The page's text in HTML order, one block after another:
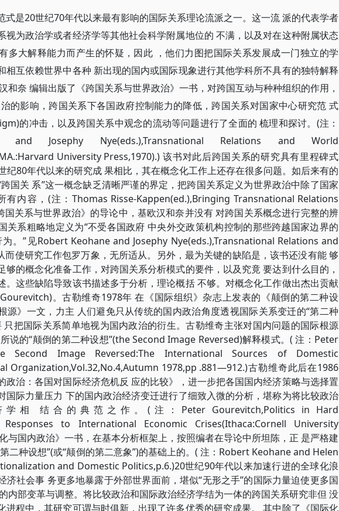
式是20世纪70年代以来最有影响的国际关系理论流派之一。这一流 派的代表学者
视为政治学或者经济学等其他社会科学附属地位的 不满，以及对在这种附属状态
多大解释能力而产生的怀疑，因此 ，他们力图把国际关系发展成一门独立的学
相互依赖世界中各种 新出现的国内或国际现象进行其他学科所不具有的独特解释
和奈 编辑出版了《跨国关系与世界政治》一书，对跨国互动与种种组织的作用，
的影响，跨国关系下各国政府控制能力的降低，跨国关系对国家中心研究范 式
的冲击，以及跨国关系中观念的流动等问题进行了全面的 梳理和探讨。(注：
and Josephy Nye(eds.),Transnational Relations and World
University Press,1970).) 该书对此后跨国关系的研究具有里程碑式
纪80年代以来的研究成 果相比，其在概念化工作上还存在很多问题。如后来有的
国关 系”这一概念缺乏清晰严谨的界定，把跨国关系定义为世界政治中除了国家
有内容，(注：Thomas Risse-Kappen(ed.),Bringing Transnational Relations
国关系与世界政治》的导论中，基欧汉和奈并没有 对跨国关系概念进行完整的辨
关系粗略地定义为“不受各国政府 中央外交政策机构控制的那些跨越国家边界的
。”见Robert Keohane and Josephy Nye(eds.),Transnational Relations and
而使研究工作包罗万象，无所适从。另外，最为关键的缺陷是，该书还没有能 够
够的概念化准备工作，对跨国关系分析模式的要件，以及究竟 要达到什么目的，
。这些缺陷导致该书描述多于分析，理论概括 不够。对概念化工作做出杰出贡献
。古勒维奇1978年 在《国际组织》杂志上发表的《颠倒的第二种设
源》一文，力主 人们避免只从传统的国内政治角度透视国际关系变迁的“第二种
只把国际关系简单地视为国内政治的衍生。古勒维奇主张对国内问题的国际根源
说的“颠倒的第二种设想”(the Second Image Reversed)解释模式。( 注：Peter
Second Image Reversed:The International Sources of Domestic
Organization,Vol.32,No.4,Autumn 1978,pp .881—912.)古勒维奇此后在1986
政治：各国对国际经济危机反 应的比较》，进一步把各国国内经济策略与选择置
国际力量压力 下的国内政治经济变迁进行了细致入微的分析，堪称为将比较政治
相 结合的典范之作。(注：Peter Gourevitch,Politics in Hard
Responses to International Economic Crises(Ithaca:Cornell University
与国内政治》一书，在基本分析框架上，按照编者在导论中所坦陈，正 是严格建
二种设想”(或“颠倒的第二意象”)的基础上的。( 注：Robert Keohane and Helen
and Domestic Politics,p.6.)20世纪90年代以来加速行进的全球化浪
济社会事 务更多地暴露于外部世界面前，堪似“无形之手”的国际力量迫使更多国
内部变革与调整。将比较政治和国际政治经济学结为一体的跨国关系研究非但 没
进程中，其研究可谓与时俱新，出现了许多优秀的研究成果。 其中除了《国际化